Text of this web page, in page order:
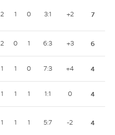
2 1 0 3:1 +2 7
2 0 1 6:3 +3 6
1 1 0 7:3 +4 4
1 1 1 1:1 0 4
1 1 1 5:7 -2 4